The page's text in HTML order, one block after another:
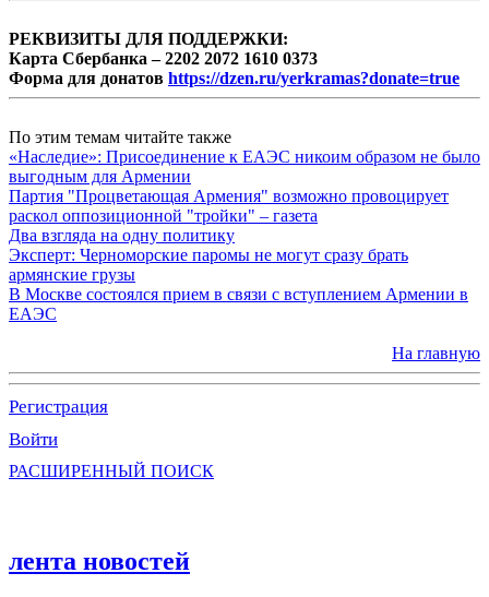
РЕКВИЗИТЫ ДЛЯ ПОДДЕРЖКИ:
Карта Сбербанка – 2202 2072 1610 0373
Форма для донатов https://dzen.ru/yerkramas?donate=true
По этим темам читайте также
«Наследие»: Присоединение к ЕАЭС никоим образом не было
выгодным для Армении
Партия "Процветающая Армения" возможно провоцирует
раскол оппозиционной "тройки" – газета
Два взгляда на одну политику
Эксперт: Черноморские паромы не могут сразу брать
армянские грузы
В Москве состоялся прием в связи с вступлением Армении в
ЕАЭС
На главную
Регистрация
Войти
РАСШИРЕННЫЙ ПОИСК
лента новостей